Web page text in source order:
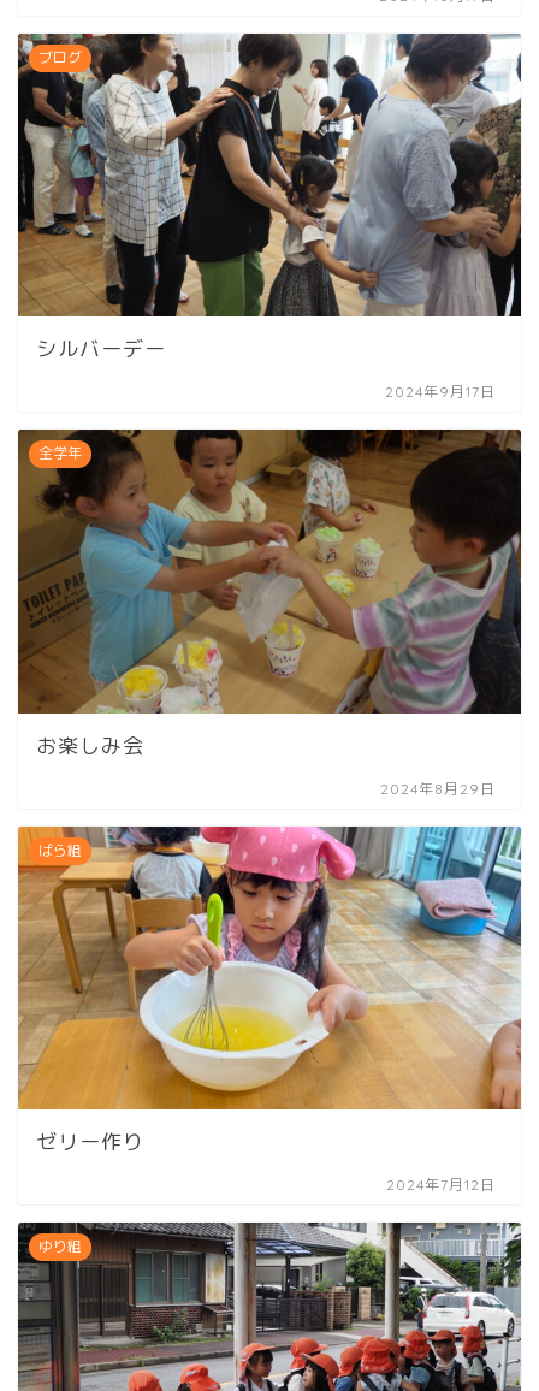
ブログ
シルバーデー
2024年9月17日
全学年
お楽しみ会
2024年8月29日
ばら組
ゼリー作り
2024年7月12日
ゆり組